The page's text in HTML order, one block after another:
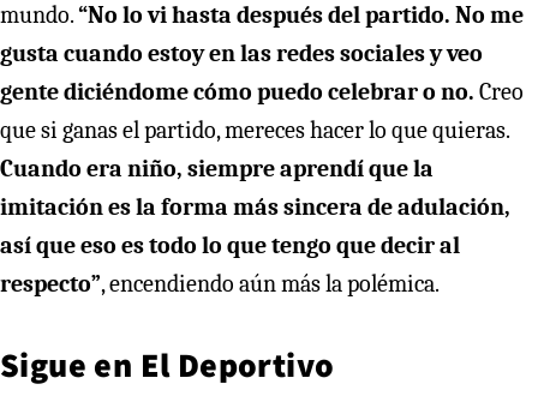
mundo.“No lo vi hasta después del partido. No me
gusta cuando estoy en las redes sociales y veo
gente diciéndome cómo puedo celebrar o no. Creo
que si ganas el partido, mereces hacer lo que quieras.
Cuando era niño, siempre aprendí que la
imitación es la forma más sincera de adulación,
así que eso es todo lo que tengo que decir al
respecto”, encendiendo aún más la polémica.
Sigue en El Deportivo